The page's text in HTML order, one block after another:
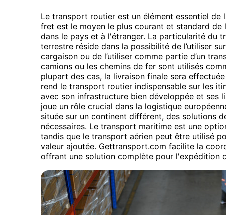
Le transport routier est un élément essentiel de
fret est le moyen le plus courant et standard de
dans le pays et à l'étranger. La particularité du
terrestre réside dans la possibilité de l’utiliser
cargaison ou de l’utiliser comme partie d’un
camions ou les chemins de fer sont utilisés
plupart des cas, la livraison finale sera
rend le transport routier indispensable sur les
avec son infrastructure bien développée et ses
joue un rôle crucial dans la logistique
située sur un continent différent, des solutions
nécessaires. Le transport maritime est une
tandis que le transport aérien peut être utilisé
valeur ajoutée. Gettransport.com facilite la
offrant une solution complète pour l'expédition